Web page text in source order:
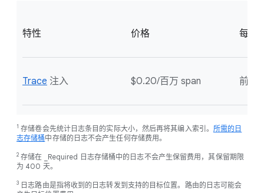
特性 价格 每月
Trace 注入 $0.20/百万 span 前
1 存储卷会先统计日志条目的实际大小，然后再将其编入索引。 所需的日
志存储桶中存储的日志不会产生任何存储费用。
2 存储在 _Required 日志存储桶中的日志不会产生保留费用，其保留期限
为 400 天。
3 日志路由是指将收到的日志转发到支持的目标位置。路由的日志可能会